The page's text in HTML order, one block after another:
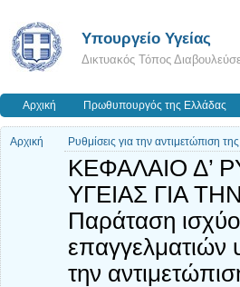
Υπουργείο Υγείας
Δικτυακός Τόπος
Αρχική Πρωθυπουργός της Ελλάδας
Αρχική Ρυθμίσεις για την αντιμετώπιση
ΚΕΦΑΛΑΙΟ Δ’
ΥΓΕΙΑΣ ΓΙΑ
Παράταση
επαγγελματιών
την